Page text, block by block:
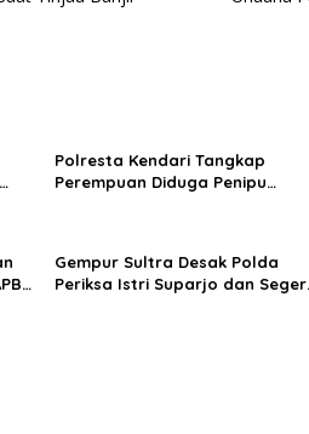
Polresta Kendari Tangkap
Perempuan Diduga Penipu
Gempur Sultra Desak Polda
Periksa Istri Suparjo dan